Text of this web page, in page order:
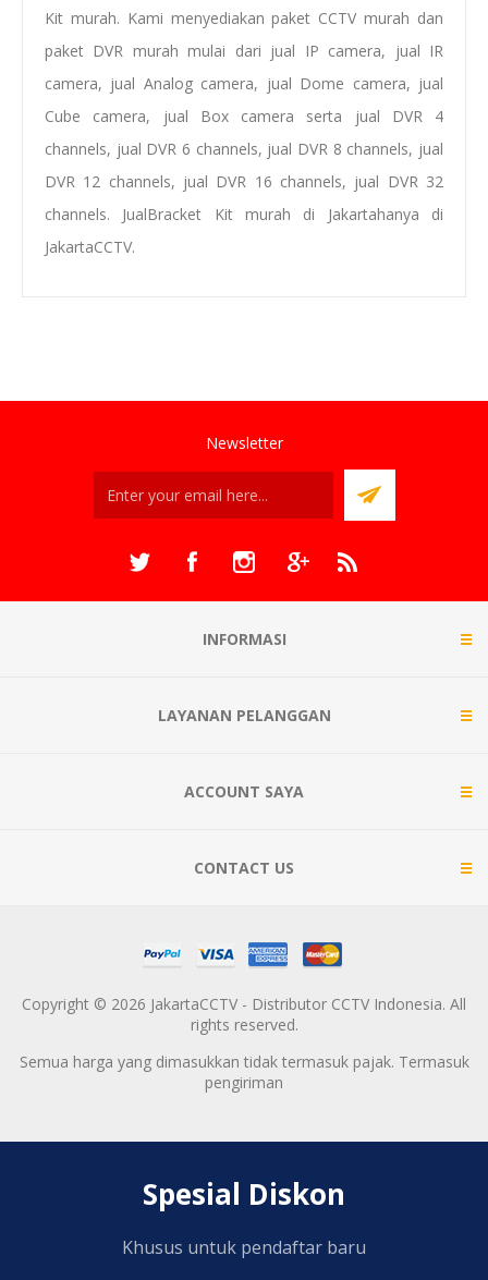
Kit murah. Kami menyediakanpaket CCTV murah dan
paket DVR murah mulai dari jual IP camera, jual IR
camera, jual Analog camera, jual Dome camera, jual
Cube camera, jual Box camera serta jual DVR 4
channels, jual DVR 6 channels, jual DVR 8 channels, jual
DVR 12 channels, jual DVR 16 channels, jual DVR 32
channels. JualBracket Kitmurah di Jakartahanya di
JakartaCCTV.
Newsletter
INFORMASI
LAYANAN PELANGGAN
ACCOUNT SAYA
CONTACT US
Copyright © 2026 JakartaCCTV - Distributor CCTV Indonesia. All
rights reserved.
Semua harga yang dimasukkan tidak termasuk pajak. Termasuk
pengiriman
Spesial Diskon
Khusus untuk pendaftar baru